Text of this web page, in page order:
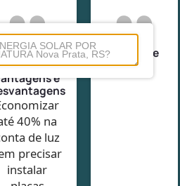
livre
de energia
e
40% na
de luz
precisar
instalar
Conta de
Luz